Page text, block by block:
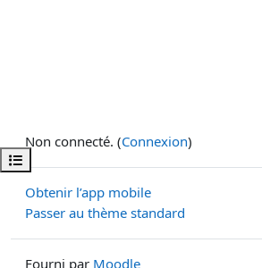
Ouvrir l’index du cours
Non connecté. (Connexion)
Obtenir l’app mobile
Passer au thème standard
Fourni par Moodle